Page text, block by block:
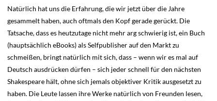
Natürlich hat uns die Erfahrung, die wir jetzt über die Jahre
gesammelt haben, auch oftmals den Kopf gerade gerückt. Die
Tatsache, dass es heutzutage nicht mehr arg schwierig ist, ein Buch
(hauptsächlich eBooks) als Selfpublisher auf den Markt zu
schmeißen, bringt natürlich mit sich, dass – wenn wir es mal auf
Deutsch ausdrücken dürfen – sich jeder schnell für den nächsten
Shakespeare hält, ohne sich jemals objektiver Kritik ausgesetzt zu
haben. Die Leute lassen ihre Werke natürlich von Freunden lesen,